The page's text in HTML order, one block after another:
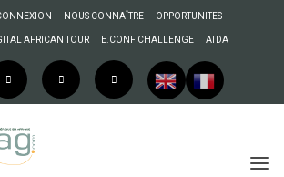
NOUS CONNAÎTRE OPPORTUNITES
AFRICAN TOUR E.CONF CHALLENGE ATDA